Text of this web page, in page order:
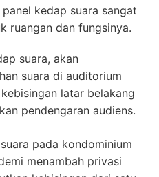
kedap suara sangat
ruangan dan fungsinya.
suara, akan
suara di auditorium
latar belakang
pendengaran audiens.
pada kondominium
menambah privasi